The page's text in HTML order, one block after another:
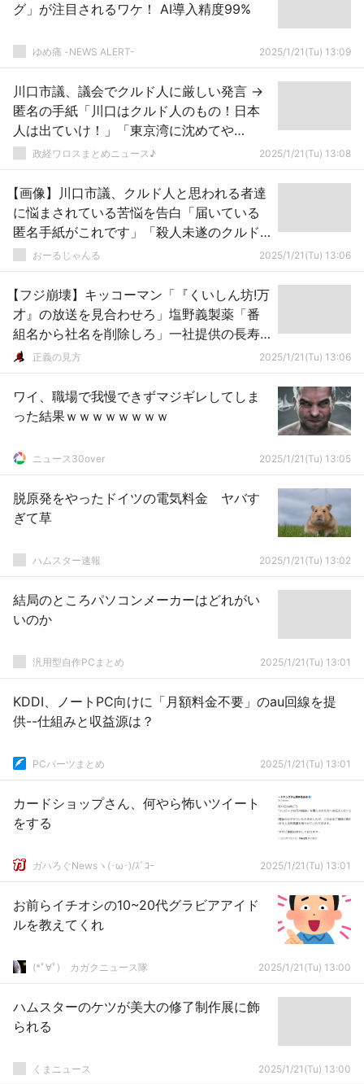
グ」が注目されるワケ！ AI導入精度99%
ゆめ痛 -NEWS ALERT- 2025/1/21(Tu) 13:09
川口市議、議会でクルド人に厳しい発言 →
匿名の手紙「川口はクルド人のもの！日本
人は出ていけ！」「東京湾に沈めてや
る！」「窓の外を見ろ。俺は今お前を見張
政経ワロスまとめニュース♪ 2025/1/21(Tu) 13:08
【画像】川口市議、クルド人と思われる者達
に悩まされている苦悩を告白「届いている
匿名手紙がこれです」「殺人未遂のクルド
人をまた入れてしまうところだった」
おーるじゃんる 2025/1/21(Tu) 13:06
【フジ崩壊】キッコーマン「『くいしん坊!万
才』の放送を見合わせろ」塩野義製薬「番
組名から社名を削除しろ」一社提供の長寿
番組も終わる可能性ｗ
正義の見方 2025/1/21(Tu) 13:06
ワイ、職場で我慢できずマジギレしてしま
った結果ｗｗｗｗｗｗｗｗ
ニュース30over 2025/1/21(Tu) 13:05
脱原発をやったドイツの電気料金 ヤバす
ぎて草
ハムスター速報 2025/1/21(Tu) 13:02
結局のところパソコンメーカーはどれがい
いのか
汎用型自作PCまとめ 2025/1/21(Tu) 13:01
KDDI、ノートPC向けに「月額料金不要」のau回線を提
供--仕組みと収益源は？
PCパーツまとめ 2025/1/21(Tu) 13:01
カードショップさん、何やら怖いツイート
をする
ガハろぐNewsヽ(･ω･)/ｽﾞｺｰ 2025/1/21(Tu) 13:01
お前らイチオシの10~20代グラビアアイド
ルを教えてくれ
(*ﾟ∀ﾟ)ゞカガクニュース隊 2025/1/21(Tu) 13:00
ハムスターのケツが美大の修了制作展に飾
られる
くまニュース 2025/1/21(Tu) 13:00